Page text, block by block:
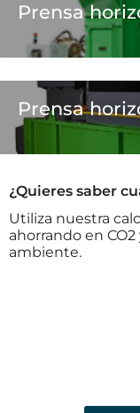
Prensa
Prensa
¿Quieres saber
Utiliza nuestra
ahorrando en
ambiente.